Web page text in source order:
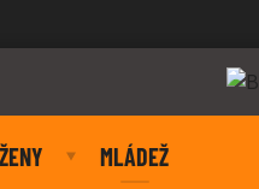
ŽENY MLÁDEŽ